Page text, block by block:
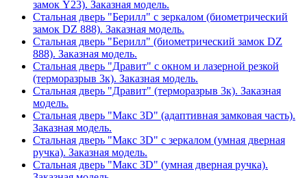
замок Y23). Заказная модель.
Стальная дверь "Берилл" с зеркалом (биометрический
замок DZ 888). Заказная модель.
Стальная дверь "Берилл" (биометрический замок DZ
888). Заказная модель.
Стальная дверь "Дравит" с окном и лазерной резкой
(терморазрыв 3к). Заказная модель.
Стальная дверь "Дравит" (терморазрыв 3к). Заказная
модель.
Стальная дверь "Макс 3D" (адаптивная замковая часть).
Заказная модель.
Стальная дверь "Макс 3D" с зеркалом (умная дверная
ручка). Заказная модель.
Стальная дверь "Макс 3D" (умная дверная ручка).